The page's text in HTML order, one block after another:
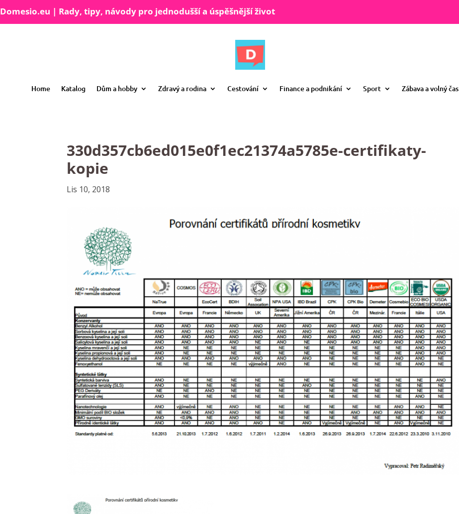
Domesio.eu | Rady, tipy, návody pro jednodušší a úspěšnější život
Home Katalog Dům a hobby Zdravý a rodina Cestování Finance a podnikání Sport Zábava a volný čas
330d357cb6ed015e0f1ec21374a5785e-certifikaty-
kopie
Lis 10, 2018